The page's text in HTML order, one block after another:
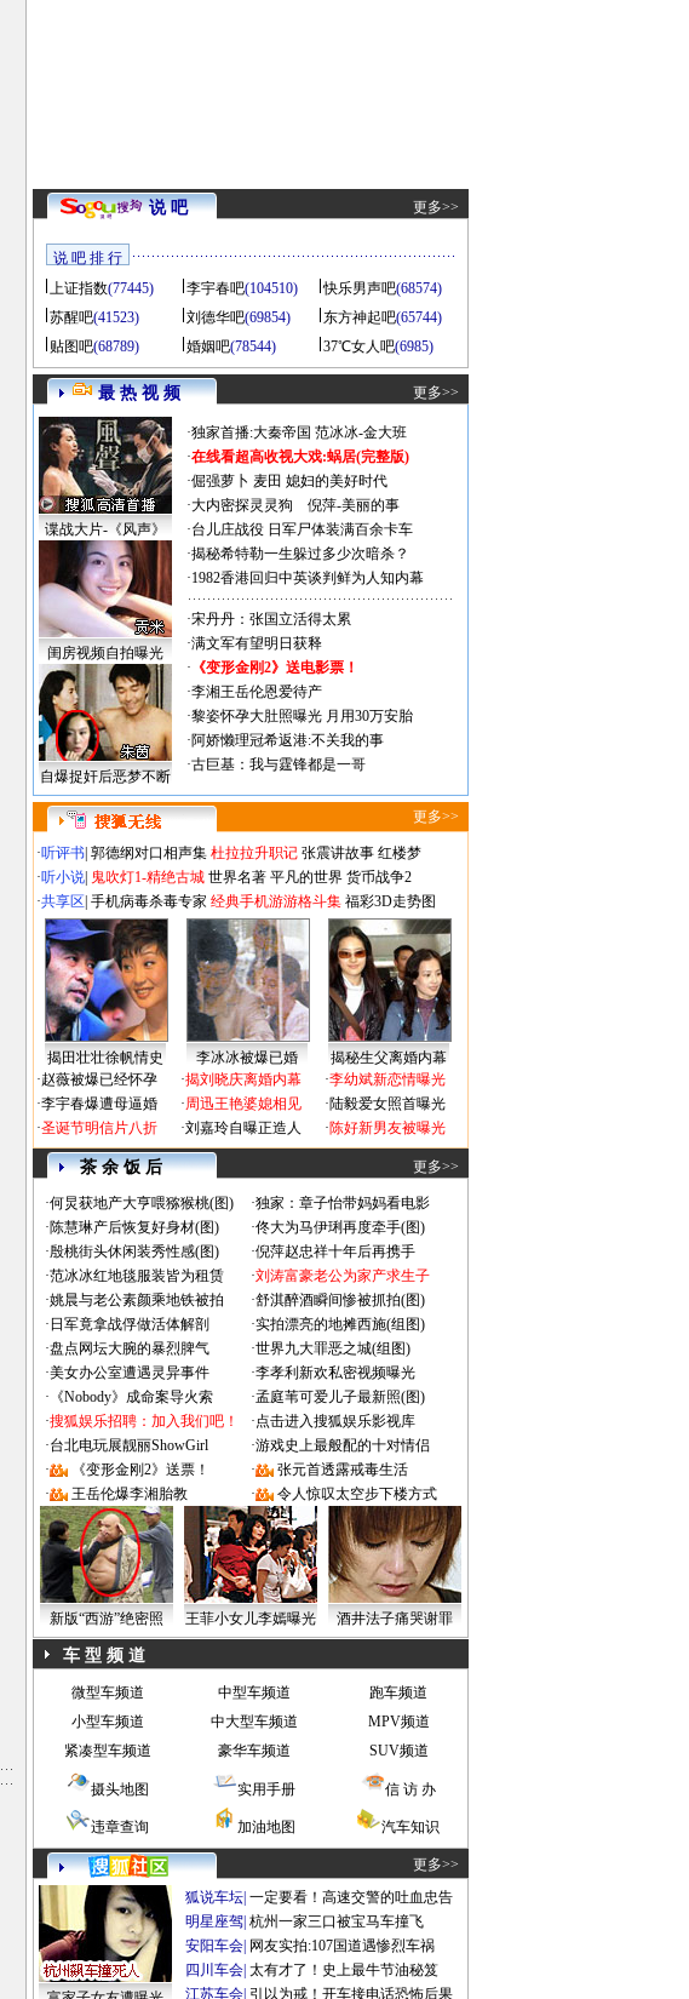
说 吧 更多>>
说 吧 排 行
上证指数(77445) 李宇春吧(104510) 快乐男声吧(68574)
苏醒吧(41523) 刘德华吧(69854) 东方神起吧(65744)
贴图吧(68789) 婚姻吧(78544) 37℃女人吧(6985)
最 热 视 频 更多>>
谍战大片-《风声》
闺房视频自拍曝光
自爆捉奸后恶梦不断
·独家首播:大秦帝国 范冰冰-金大班
·在线看超高收视大戏:蜗居(完整版)
·倔强萝卜 麦田 媳妇的美好时代
·大内密探灵灵狗
倪萍-美丽的事
·台儿庄战役 日军尸体装满百余卡车
·揭秘希特勒一生躲过多少次暗杀？
·1982香港回归中英谈判鲜为人知内幕
·宋丹丹：张国立活得太累
·满文军有望明日获释
· 《变形金刚2》送电影票！
·李湘王岳伦恩爱待产
·黎姿怀孕大肚照曝光 月用30万安胎
·阿娇懒理冠希返港:不关我的事
·古巨基：我与霆锋都是一哥
更多>>
·听评书 郭德纲对口相声集 杜拉拉升职记 张震讲故事 红楼梦
·听小说 鬼吹灯1-精绝古城 世界名著 平凡的世界 货币战争2
·共享区 手机病毒杀毒专家 经典手机游游格斗集 福彩3D走势图
揭田壮壮徐帆情史 李冰冰被爆已婚
揭秘生父离婚内幕
·赵薇被爆已经怀孕
·李宇春爆遭母逼婚
·圣诞节明信片八折
·揭刘晓庆离婚内幕
·周迅王艳婆媳相见
·刘嘉玲自曝正造人
·李幼斌新恋情曝光
·陆毅爱女照首曝光
·陈好新男友被曝光
茶 余 饭 后 更多>>
·何炅获地产大亨喂猕猴桃(图) ·独家：章子怡带妈妈看电影
·陈慧琳产后恢复好身材(图) ·佟大为马伊琍再度牵手(图)
·殷桃街头休闲装秀性感(图) ·倪萍赵忠祥十年后再携手
·范冰冰红地毯服装皆为租赁 ·刘涛富豪老公为家产求生子
·姚晨与老公素颜乘地铁被拍 ·舒淇醉酒瞬间惨被抓拍(图)
· 日军竟拿战俘做活体解剖 ·实拍漂亮的地摊西施(组图)
·盘点网坛大腕的暴烈脾气 ·世界九大罪恶之城(组图)
·美女办公室遭遇灵异事件 ·李孝利新欢私密视频曝光
· 《Nobody》成命案导火索 ·孟庭苇可爱儿子最新照(图)
·搜狐娱乐招聘：加入我们吧！ ·点击进入搜狐娱乐影视库
·台北电玩展靓丽ShowGirl ·游戏史上最般配的十对情侣
·
《变形金刚2》送票！ ·
张元首透露戒毒生活
·
王岳伦爆李湘胎教 · 令人惊叹太空步下楼方式
新版“西游”绝密照 王菲小女儿李嫣曝光 酒井法子痛哭谢罪
车 型 频 道
微型车频道 中型车频道
跑车频道
小型车频道
中大型车频道
MPV频道
紧凑型车频道
豪华车频道 SUV频道
摄头地图 实用手册 信 访 办
违章查询 加油地图 汽车知识
更多>>
狐说车坛 一定要看！高速交警的吐血忠告
明星座驾 杭州一家三口被宝马车撞飞
安阳车会 网友实拍:107国道遇惨烈车祸
四川车会 太有才了！史上最牛节油秘笈
江苏车会 引以为戒！开车接电话恐怖后果